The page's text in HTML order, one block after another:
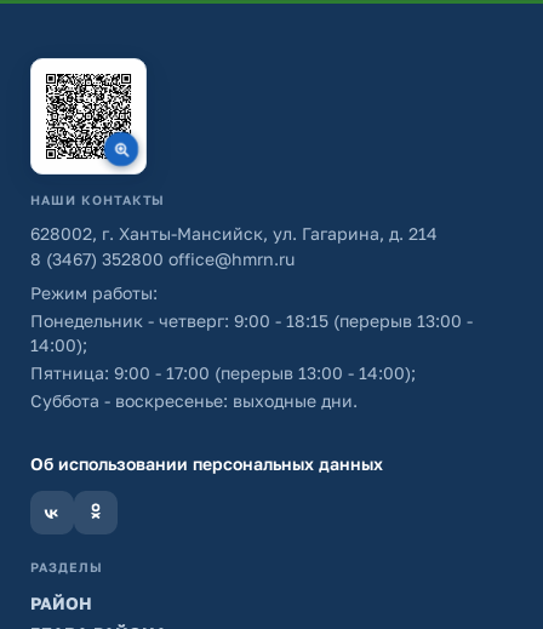
НАШИ КОНТАКТЫ
628002, г. Ханты-Мансийск, ул. Гагарина, д. 214
8 (3467) 352800 office@hmrn.ru
Режим работы:
Понедельник - четверг: 9:00 - 18:15 (перерыв 13:00 -
14:00);
Пятница: 9:00 - 17:00 (перерыв 13:00 - 14:00);
Суббота - воскресенье: выходные дни.
Об использовании персональных данных
РАЗДЕЛЫ
РАЙОН